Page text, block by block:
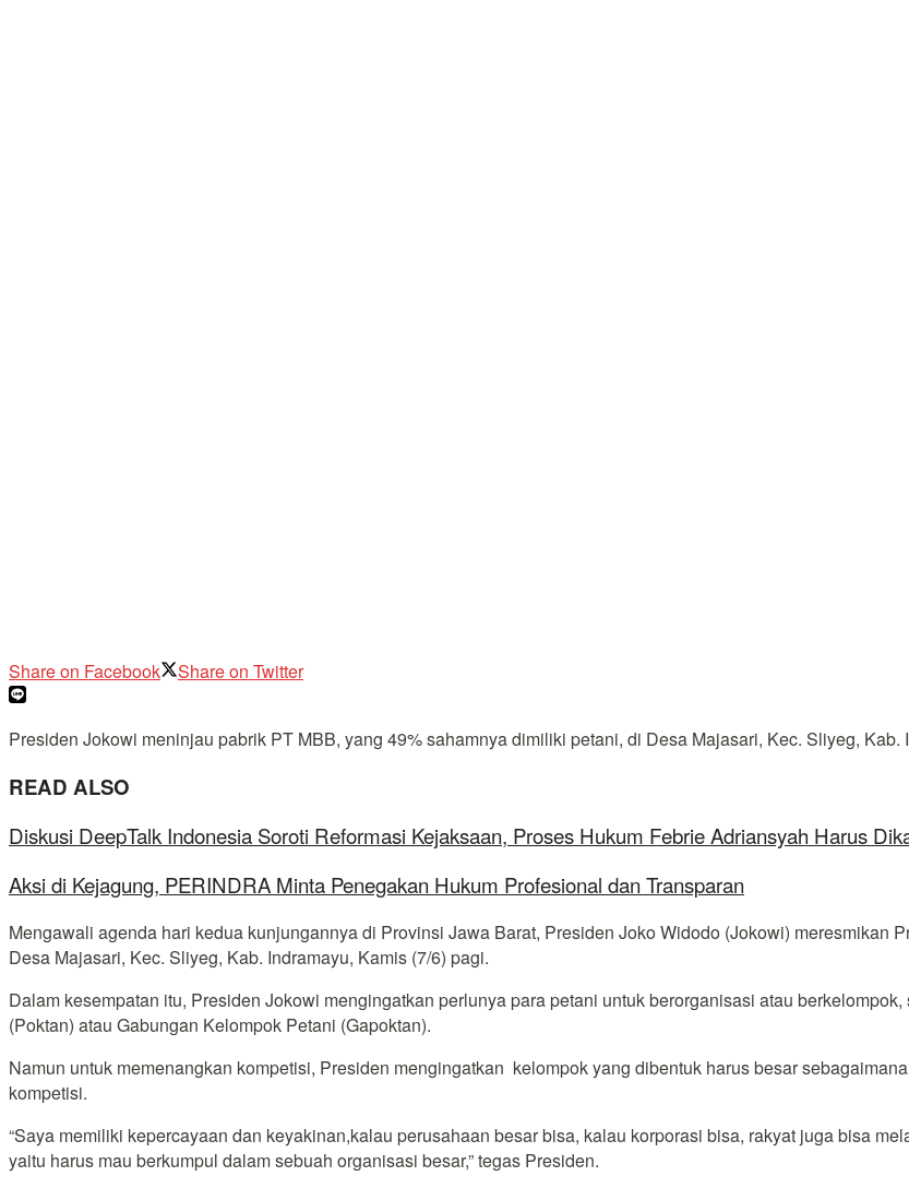
Share on Facebook Share on Twitter
Presiden Jokowi meninjau pabrik PT MBB, yang 49% sahamnya dimiliki petani, di Desa Majasari, Kec. Sliyeg, Kab.
READ ALSO
Diskusi DeepTalk Indonesia Soroti Reformasi Kejaksaan, Proses Hukum Febrie Adriansyah Harus
Aksi di Kejagung, PERINDRA Minta Penegakan Hukum Profesional dan Transparan
Mengawali agenda hari kedua kunjungannya di Provinsi Jawa Barat, Presiden Joko Widodo (Jokowi) meresmikan
Desa Majasari, Kec. Sliyeg, Kab. Indramayu, Kamis (7/6) pagi.
Dalam kesempatan itu, Presiden Jokowi mengingatkan perlunya para petani untuk berorganisasi atau
(Poktan) atau Gabungan Kelompok Petani (Gapoktan).
Namun untuk memenangkan kompetisi, Presiden mengingatkan kelompok yang dibentuk harus besar
kompetisi.
“Saya memiliki kepercayaan dan keyakinan,kalau perusahaan besar bisa, kalau korporasi bisa, rakyat juga bisa
yaitu harus mau berkumpul dalam sebuah organisasi besar,” tegas Presiden.